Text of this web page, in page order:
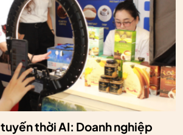
thời AI: Doanh nghiệp